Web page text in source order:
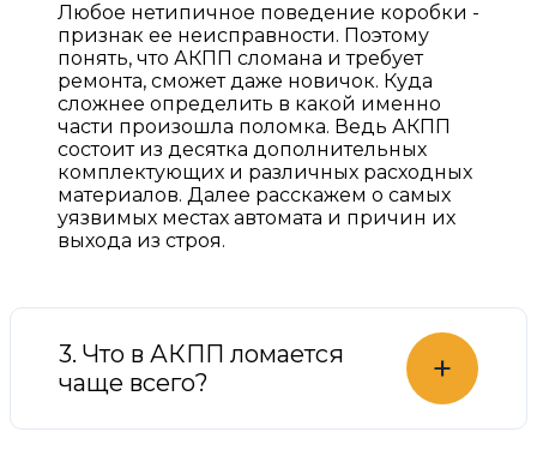
Любое нетипичное поведение коробки -
признак ее неисправности. Поэтому
понять, что АКПП сломана и требует
ремонта, сможет даже новичок. Куда
сложнее определить в какой именно
части произошла поломка. Ведь АКПП
состоит из десятка дополнительных
комплектующих и различных расходных
материалов. Далее расскажем о самых
уязвимых местах автомата и причин их
выхода из строя.
3. Что в АКПП ломается
чаще всего?
+